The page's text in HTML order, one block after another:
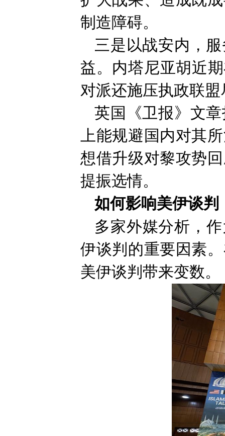
制造障碍。
三是以战安内，
益。内塔尼亚胡近
对派还施压执政联
英国《卫报》文
上能规避国内对其
想借升级对黎攻势
提振选情。
如何影响美伊谈判
多家外媒分析，
伊谈判的重要因素
美伊谈判带来变数。